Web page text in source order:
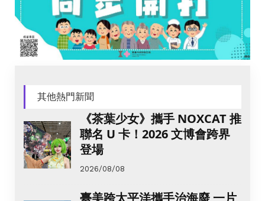
其他熱門新聞
《茶葉少女》攜手 NOXCAT 推
聯名 U 卡！2026 文博會跨界
登場
2026/08/08
臺美跨太平洋攜手治海廢 一片